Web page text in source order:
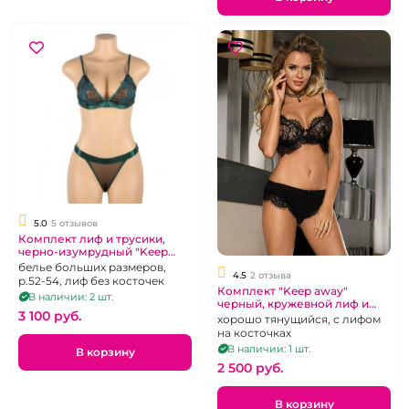
5.0 5 отзывов
Комплект лиф и трусики,
черно-изумрудный "Keep
away"
белье больших размеров,
р.52-54, лиф без косточек
В наличии: 2 шт.
3 100 pуб.
В корзину
4.5 2 отзыва
Комплект "Keep away"
черный, кружевной лиф и
трусики
хорошо тянущийся, с лифом
на косточках
В наличии: 1 шт.
2 500 pуб.
В корзину